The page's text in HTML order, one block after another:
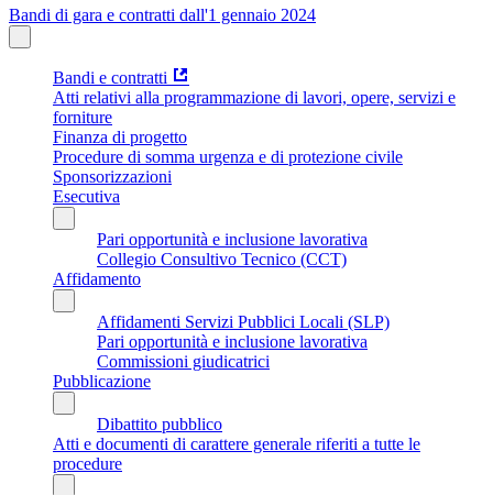
Bandi di gara e contratti dall'1 gennaio 2024
Bandi e contratti
Atti relativi alla programmazione di lavori, opere, servizi e
forniture
Finanza di progetto
Procedure di somma urgenza e di protezione civile
Sponsorizzazioni
Esecutiva
Pari opportunità e inclusione lavorativa
Collegio Consultivo Tecnico (CCT)
Affidamento
Affidamenti Servizi Pubblici Locali (SLP)
Pari opportunità e inclusione lavorativa
Commissioni giudicatrici
Pubblicazione
Dibattito pubblico
Atti e documenti di carattere generale riferiti a tutte le
procedure